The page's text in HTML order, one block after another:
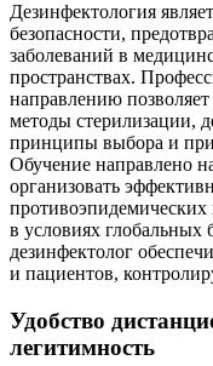
Дезинфектология
безопасности,
заболеваний в
пространствах.
направлению
методы стерилизации,
принципы выбора и
Обучение направлено
организовать
противоэпидемических
в условиях глобальных
дезинфектолог
и пациентов,
Удобство
легитимность